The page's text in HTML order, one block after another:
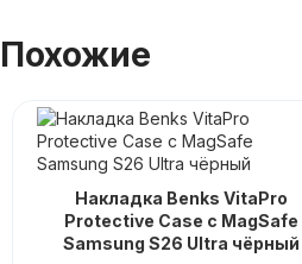
Похожие
Накладка Benks VitaPro
Protective Case c MagSafe
Samsung S26 Ultra чёрный